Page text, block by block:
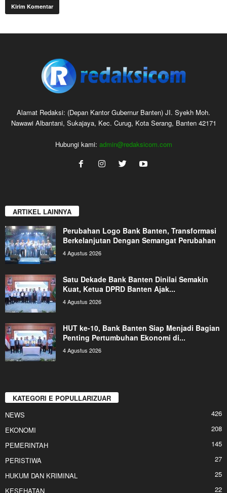
Alamat Redaksi: (Depan Kantor Gubernur Banten) JI. Syekh Moh.
Nawawi Albantani, Sukajaya, Kec. Curug, Kota Serang, Banten 42171
Hubungi kami: admin@redaksicom.com
ARTIKEL LAINNYA
Perubahan Logo Bank Banten, Transformasi
Berkelanjutan Dengan Semangat Perubahan
4 Agustus 2026
Satu Dekade Bank Banten Dinilai Semakin
Kuat, Ketua DPRD Banten Ajak...
4 Agustus 2026
HUT ke-10, Bank Banten Siap Menjadi Bagian
Penting Pertumbuhan Ekonomi di...
4 Agustus 2026
KATEGORI E POPULLARIZUAR
NEWS
426
EKONOMI
208
PEMERINTAH
145
PERISTIWA
27
HUKUM DAN KRIMINAL
25
KESEHATAN
22